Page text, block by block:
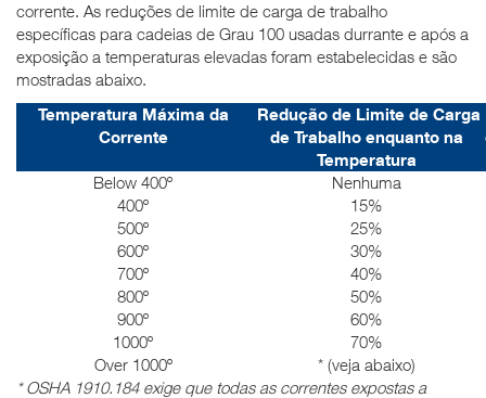
corrente. As reduções de limite de carga de trabalho
específicas para cadeias de Grau 100 usadas durrante e após a
exposição a temperaturas elevadas foram estabelecidas e são
mostradas abaixo.
Temperatura Máxima da
Corrente
Redução de Limite de Carga
de Trabalho enquanto na
Temperatura
Below 400º
Nenhuma
400º
15%
500º
25%
600º
30%
700º
40%
800º
50%
900º
60%
1000º
70%
Over 1000º
* (veja abaixo)
* OSHA 1910.184 exige que todas as correntes expostas a